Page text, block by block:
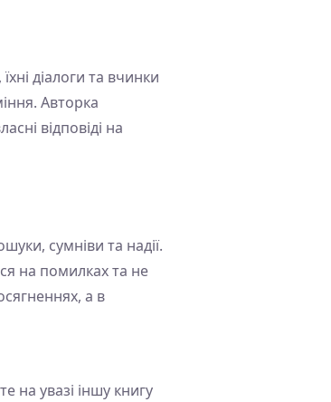
діалоги та вчинки
Авторка
відповіді на
сумніви та надії.
на помилках та не
а в
на увазі іншу книгу